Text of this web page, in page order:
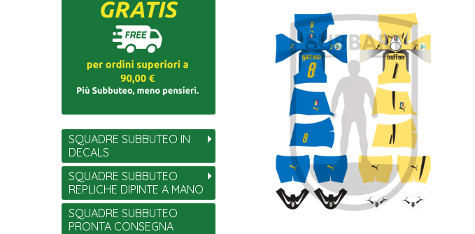
SQUADRE SUBBUTEO IN
DECALS
SQUADRE SUBBUTEO
REPLICHE DIPINTE A MANO
SQUADRE SUBBUTEO
PRONTA CONSEGNA